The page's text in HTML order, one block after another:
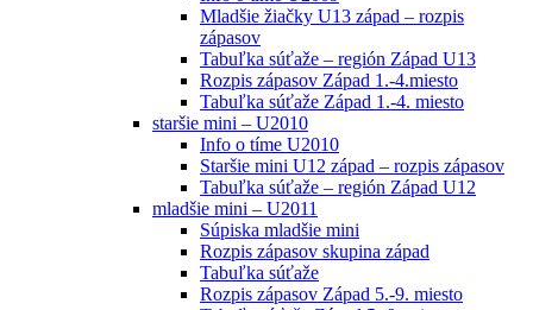
Mladšie žiačky U13 západ – rozpis
zápasov
Tabuľka súťaže – región Západ U13
Rozpis zápasov Západ 1.-4.miesto
Tabuľka súťaže Západ 1.-4. miesto
staršie mini – U2010
Info o tíme U2010
Staršie mini U12 západ – rozpis zápasov
Tabuľka súťaže – región Západ U12
mladšie mini – U2011
Súpiska mladšie mini
Rozpis zápasov skupina západ
Tabuľka súťaže
Rozpis zápasov Západ 5.-9. miesto